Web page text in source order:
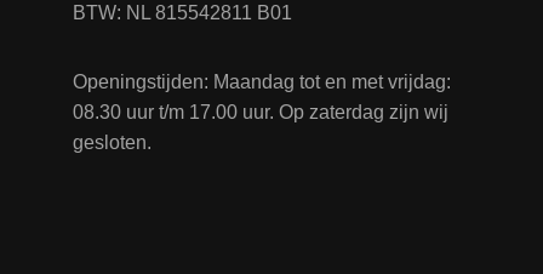
BTW: NL 815542811 B01
Openingstijden: Maandag tot en met vrijdag:
08.30 uur t/m 17.00 uur. Op zaterdag zijn wij
gesloten.